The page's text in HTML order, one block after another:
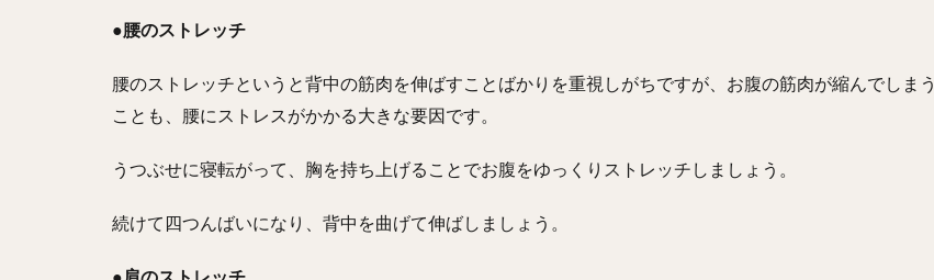
●腰のストレッチ
腰のストレッチというと背中の筋肉を伸ばすことばかりを重視しがちですが、お腹の筋肉が縮んでしまう
ことも、腰にストレスがかかる大きな要因です。
うつぶせに寝転がって、胸を持ち上げることでお腹をゆっくりストレッチしましょう。
続けて四つんばいになり、背中を曲げて伸ばしましょう。